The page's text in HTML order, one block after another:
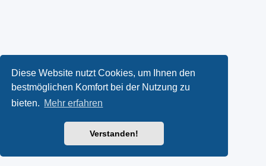
Diese Website nutzt Cookies, um Ihnen den
bestmöglichen Komfort bei der Nutzung zu
bieten. Mehr erfahren
Verstanden!